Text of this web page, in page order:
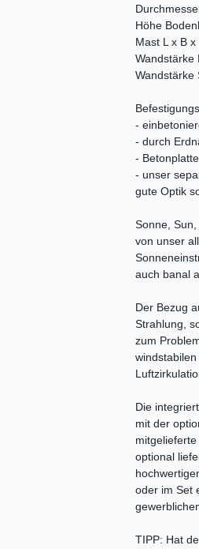
Höhe
Mast L x B
Wandstärke
Wandstärke
-
- durch
-
- unser
gute Optik
Sonne,
von unser
auch banal
Der Bezug
Strahlung,
zum
Die
mit der
optional
oder im Set
TIPP: Hat